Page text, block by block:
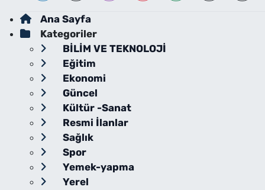
Ana Sayfa
Kategoriler
BİLİM VE TEKNOLOJİ
Eğitim
Ekonomi
Güncel
Kültür -Sanat
Resmi İlanlar
Sağlık
Spor
Yemek-yapma
Yerel